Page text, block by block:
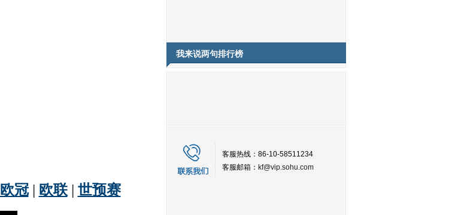
我来说两句排行榜
客服热线：86-10-58511234
客服邮箱： kf@vip.sohu.com